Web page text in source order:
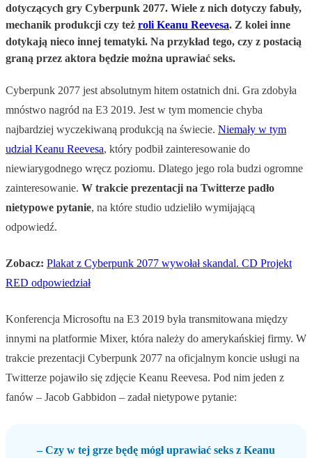
dotyczących gry Cyberpunk 2077. Wiele z nich dotyczy fabuły,
mechanik produkcji czy też roli Keanu Reevesa. Z kolei inne
dotykają nieco innej tematyki. Na przykład tego, czy z postacią
graną przez aktora będzie można uprawiać seks.
Cyberpunk 2077 jest absolutnym hitem ostatnich dni. Gra zdobyła
mnóstwo nagród na E3 2019. Jest w tym momencie chyba
najbardziej wyczekiwaną produkcją na świecie. Niemały w tym
udział Keanu Reevesa, który podbił zainteresowanie do
niewiarygodnego wręcz poziomu. Dlatego jego rola budzi ogromne
zainteresowanie. W trakcie prezentacji na Twitterze padło
nietypowe pytanie, na które studio udzieliło wymijającą
odpowiedź.
Zobacz: Plakat z Cyberpunk 2077 wywołał skandal. CD Projekt
RED odpowiedział
Konferencja Microsoftu na E3 2019 była transmitowana między
innymi na platformie Mixer, która należy do amerykańskiej firmy. W
trakcie prezentacji Cyberpunk 2077 na oficjalnym koncie usługi na
Twitterze pojawiło się zdjęcie Keanu Reevesa. Pod nim jeden z
fanów – Jacob Gabbidon – zadał nietypowe pytanie:
– Czy w tej grze będę mógł uprawiać seks z Keanu